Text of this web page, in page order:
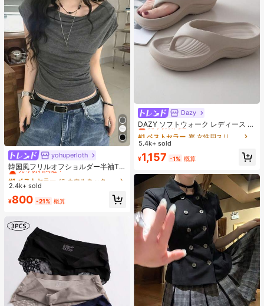
yohuperloth
韓国風フリルオフショルダー半袖T
シャツ、フィットウエストスリミン
グ多用途トップ カジュアルサマー
#1 ベストセラー
売り切れ間近！
#1 ベストセラー
売り切れ間近！
#1 ベストセラー
売り切れ間近！
#1 ベストセラー
に カウルネック 女性用トップス、ブラウス、Tシャツ
売り切れ間近！
2.4k+ sold
¥800 -21% 概算
Dazy
DAZY ソフトウォーク レディース E
VA ミッドヒール プラットフォーム
ビーチサンダル - 超軽量、通気性、
快適、滑り止め、ソフトソール、ビ
ーチ、休暇、家庭の自由時間、日常
着用に最適な ミニマリストデザイン
- 通年使用、スリッポン、無地、プ
リントなし
#1 ベストセラー
売り切れ間近！
#1 ベストセラー
売り切れ間近！
#1 ベストセラー
売り切れ間近！
#1 ベストセラー
売り切れ間近！
5.4k+ sold
¥1,157 -1% 概算